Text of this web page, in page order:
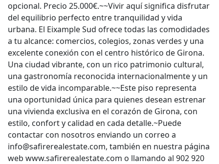
opcional. Precio 25.000€.~~Vivir aquí significa disfrutar
del equilibrio perfecto entre tranquilidad y vida
urbana. El Eixample Sud ofrece todas las comodidades
a tu alcance: comercios, colegios, zonas verdes y una
excelente conexión con el centro histórico de Girona.
Una ciudad vibrante, con un rico patrimonio cultural,
una gastronomía reconocida internacionalmente y un
estilo de vida incomparable.~~Este piso representa
una oportunidad única para quienes desean estrenar
una vivienda exclusiva en el corazón de Girona, con
estilo, confort y calidad en cada detalle.~Puede
contactar con nosotros enviando un correo a
info@safirerealestate.com, también en nuestra página
web www.safirerealestate.com o llamando al 902 920